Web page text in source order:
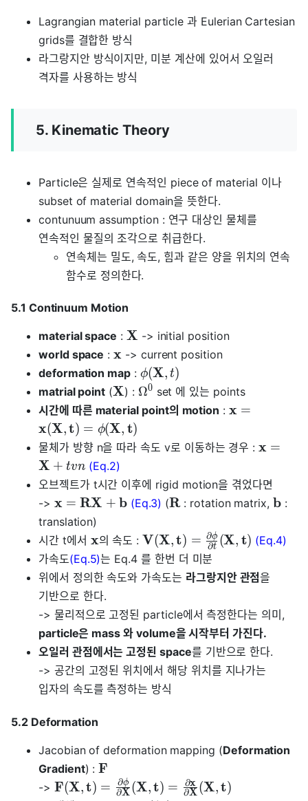
Lagrangian material particle 과 Eulerian Cartesian
grids를 결합한 방식
라그랑지안 방식이지만, 미분 계산에 있어서 오일러
격자를 사용하는 방식
5. Kinematic Theory
Particle은 실제로 연속적인 piece of material 이나
subset of material domain을 뜻한다.
contunuum assumption : 연구 대상인 물체를
연속적인 물질의 조각으로 취급한다.
연속체는 밀도, 속도, 힘과 같은 양을 위치의 연속
함수로 정의한다.
5.1 Continuum Motion
material space : X -> initial position
world space :x -> current position
deformation map : ϕ(X, t)
matrial point (X) : Ω0 set 에 있는 points
시간에 따른 material point의 motion : x =
x(X,t) = ϕ(X, t)
물체가 방향 n을 따라 속도 v로 이동하는 경우 :x =
X + tvn (Eq.2)
오브젝트가 t시간 이후에 rigid motion을 겪었다면
-> x = RX + b (Eq.3) (R: rotation matrix, b:
translation)
시간 t에서 x의 속도 : V(X,t) = ∂t
∂ϕ (X, t) (Eq.4)
가속도(Eq.5)는 Eq.4 를 한번 더 미분
위에서 정의한 속도와 가속도는 라그랑지안 관점을
기반으로 한다.
-> 물리적으로 고정된 particle에서 측정한다는 의미,
particle은 mass 와 volume을 시작부터 가진다.
오일러 관점에서는 고정된 space를 기반으로 한다.
-> 공간의 고정된 위치에서 해당 위치를 지나가는
입자의 속도를 측정하는 방식
5.2 Deformation
Jacobian of deformation mapping (Deformation
Gradient) :F
-> F(X,t) = ∂X
∂ϕ (X,t) = ∂X
∂x (X,t)